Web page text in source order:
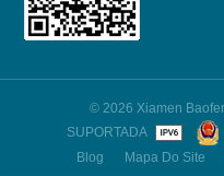
© 2026 Xiamen
SUPORTADA
Blog
Mapa Do Site